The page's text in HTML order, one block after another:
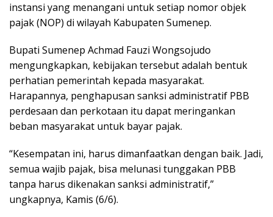
instansi yang menangani untuk setiap nomor objek
pajak (NOP) di wilayah Kabupaten Sumenep.
Bupati Sumenep Achmad Fauzi Wongsojudo
mengungkapkan, kebijakan tersebut adalah bentuk
perhatian pemerintah kepada masyarakat.
Harapannya, penghapusan sanksi administratif PBB
perdesaan dan perkotaan itu dapat meringankan
beban masyarakat untuk bayar pajak.
“Kesempatan ini, harus dimanfaatkan dengan baik. Jadi,
semua wajib pajak, bisa melunasi tunggakan PBB
tanpa harus dikenakan sanksi administratif,”
ungkapnya, Kamis (6/6).